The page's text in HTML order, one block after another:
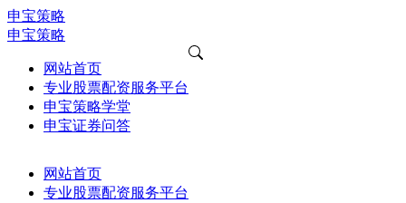
申宝策略
申宝策略
网站首页
专业股票配资服务平台
申宝策略学堂
申宝证券问答
网站首页
专业股票配资服务平台